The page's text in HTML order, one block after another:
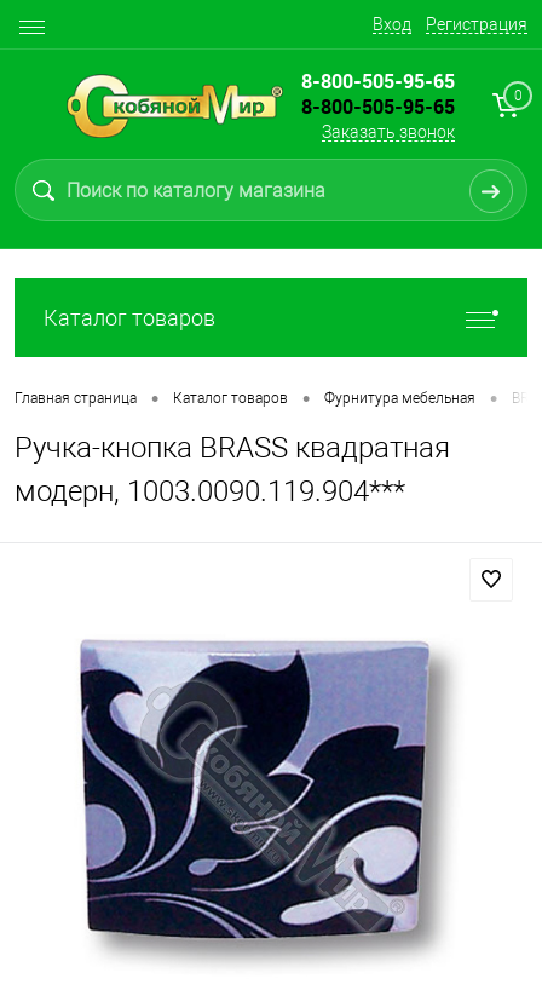
Вход Регистрация
8-800-505-95-65
8-800-505-95-65
Заказать звонок
0
Каталог товаров
Главная страница • Каталог товаров • Фурнитура мебельная •
Ручка-кнопка BRASS квадратная
модерн, 1003.0090.119.904***